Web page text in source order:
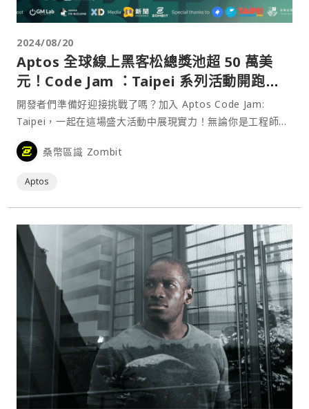
2024/08/20
Aptos 全球線上黑客松總獎池超 50 萬美
元！Code Jam ：Taipei 系列活動開跑、
台灣專屬獎勵大公開
開發者們準備好迎接挑戰了嗎？加入 Aptos Code Jam:
Taipei，一起在這場盛大活動中展現實力！無論你是工程師還
是非工程師，都歡迎參與，快尋找志同道合的夥伴，共同組隊
參賽！桑幣區識 Zombit
Aptos